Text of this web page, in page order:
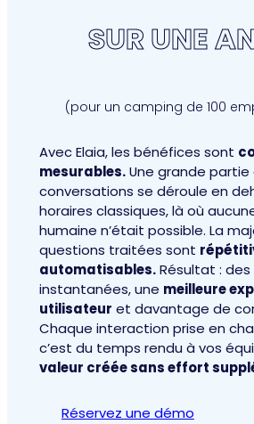
SUR UNE
(pour un camping de 100
Avec Elaia, les bénéfices sont
mesurables.Une grande partie
conversations se déroule en
horaires classiques, là où
humaine n’était possible. La
questions traitées sont
automatisables.Résultat : des
instantanées, une meilleure
utilisateur et davantage de
Chaque interaction prise en
c’est du temps rendu à vos
valeur créée sans effort
Réservez une démo